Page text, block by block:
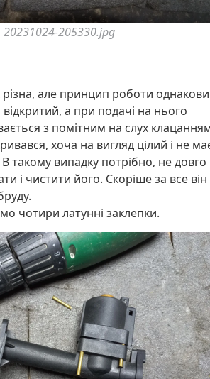
20231024-205330.jpg
різна, але принцип роботи
а при подачі на нього
з помітним на слух
хоча на вигляд цілий і не
В такому випадку потрібно, не довго
і чистити його. Скоріше за все він
чотири латунні заклепки.